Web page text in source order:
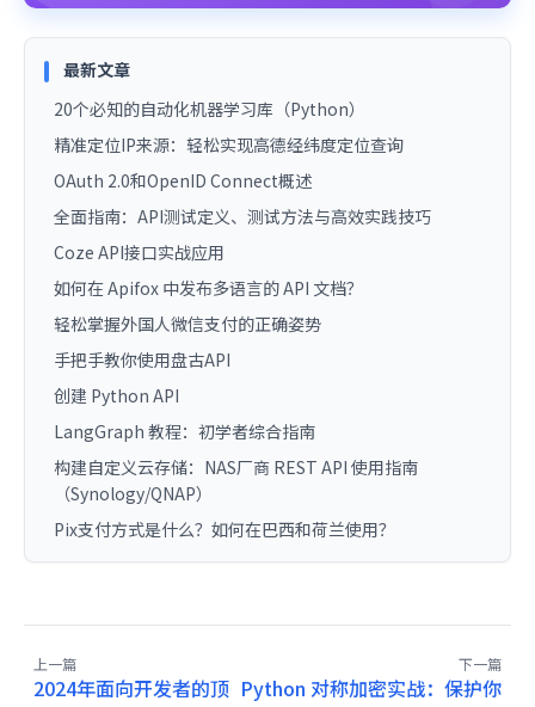
最新文章
20个必知的自动化机器学习库（Python）
精准定位IP来源：轻松实现高德经纬度定位查询
OAuth 2.0和OpenID Connect概述
全面指南：API测试定义、测试方法与高效实践技巧
Coze API接口实战应用
如何在 Apifox 中发布多语言的 API 文档？
轻松掌握外国人微信支付的正确姿势
手把手教你使用盘古API
创建 Python API
LangGraph 教程：初学者综合指南
构建自定义云存储：NAS厂商 REST API 使用指南
（Synology/QNAP）
Pix支付方式是什么？如何在巴西和荷兰使用？
上一篇
2024年面向开发者的顶
下一篇
Python 对称加密实战：保护你